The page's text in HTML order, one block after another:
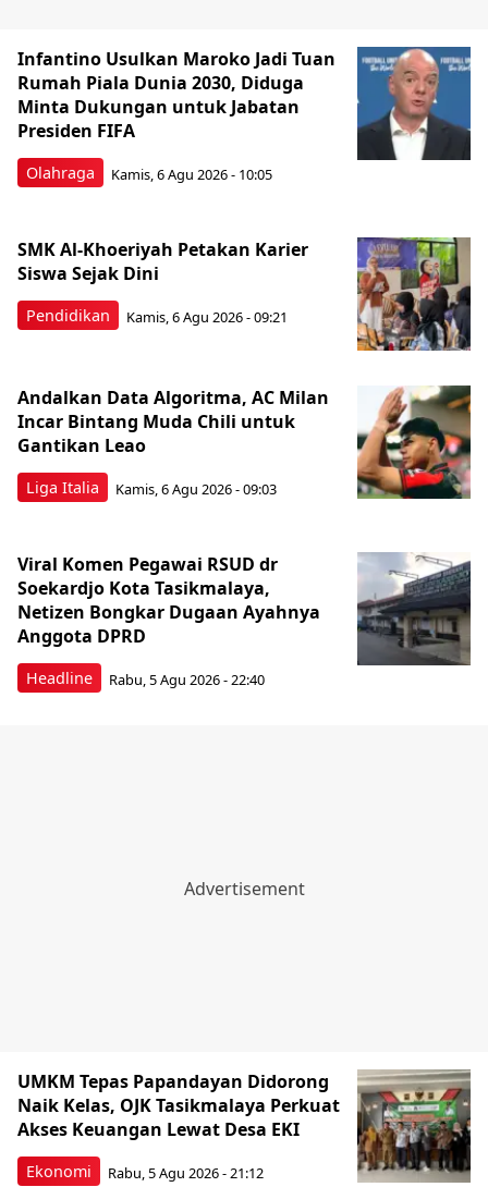
Olahraga
Infantino Usulkan Maroko Jadi Tuan
Rumah Piala Dunia 2030, Diduga
Minta Dukungan untuk Jabatan
Presiden FIFA
Kamis, 6 Agu 2026 - 10:05
Pendidikan
SMK Al-Khoeriyah Petakan Karier
Siswa Sejak Dini
Kamis, 6 Agu 2026 - 09:21
Liga Italia
Andalkan Data Algoritma, AC Milan
Incar Bintang Muda Chili untuk
Gantikan Leao
Kamis, 6 Agu 2026 - 09:03
Headline
Viral Komen Pegawai RSUD dr
Soekardjo Kota Tasikmalaya,
Netizen Bongkar Dugaan Ayahnya
Anggota DPRD
Rabu, 5 Agu 2026 - 22:40
Ekonomi
UMKM Tepas Papandayan Didorong
Naik Kelas, OJK Tasikmalaya Perkuat
Akses Keuangan Lewat Desa EKI
Rabu, 5 Agu 2026 - 21:12